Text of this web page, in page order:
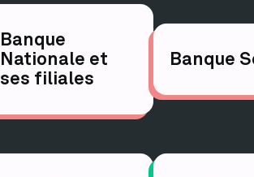
Banque
Nationale et
ses filiales
Banque